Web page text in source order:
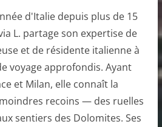
d'Italie depuis plus de 15
L. partage son expertise de
et de résidente italienne à
voyage approfondis. Ayant
et Milan, elle connaît la
recoins — des ruelles
sentiers des Dolomites. Ses